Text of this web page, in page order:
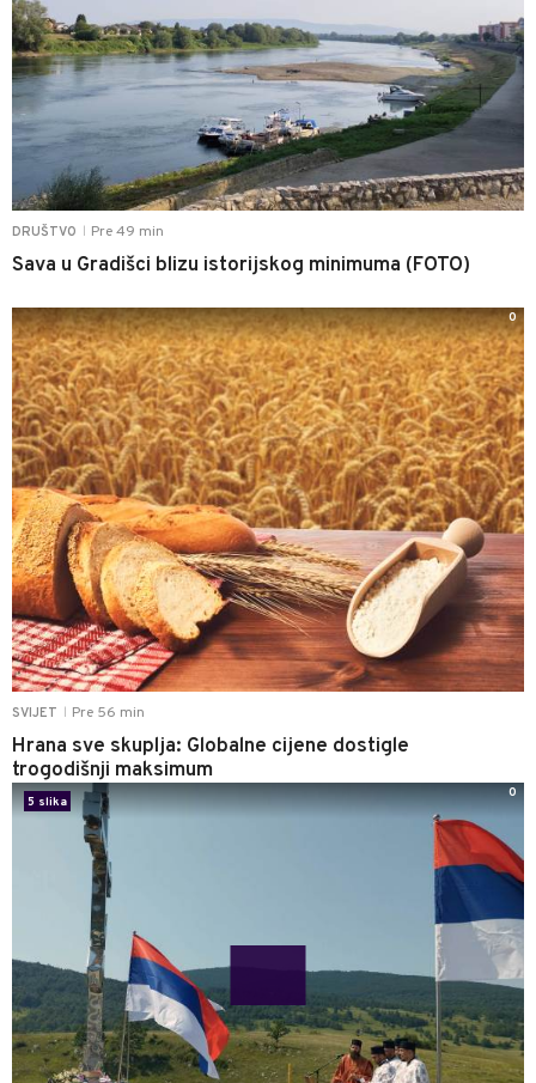
DRUŠTVO Pre 49 min
Sava u Gradišci blizu istorijskog minimuma (FOTO)
SVIJET Pre 56 min
Hrana sve skuplja: Globalne cijene dostigle
trogodišnji maksimum
0
5 slika
0